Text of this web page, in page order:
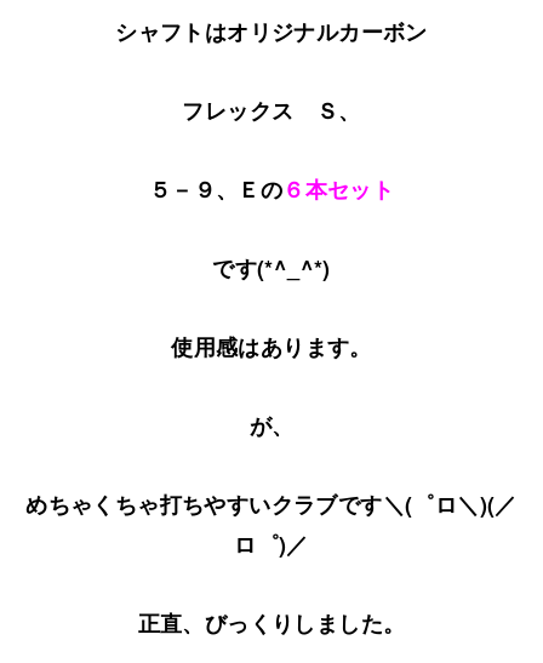
シャフトはオリジナルカーボン
フレックス Ｓ、
５－９、Ｅの６本セット
です(*^_^*)
使用感はあります。
が、
めちゃくちゃ打ちやすいクラブです＼(゜ロ＼)(／
ロ゜)／
正直、びっくりしました。